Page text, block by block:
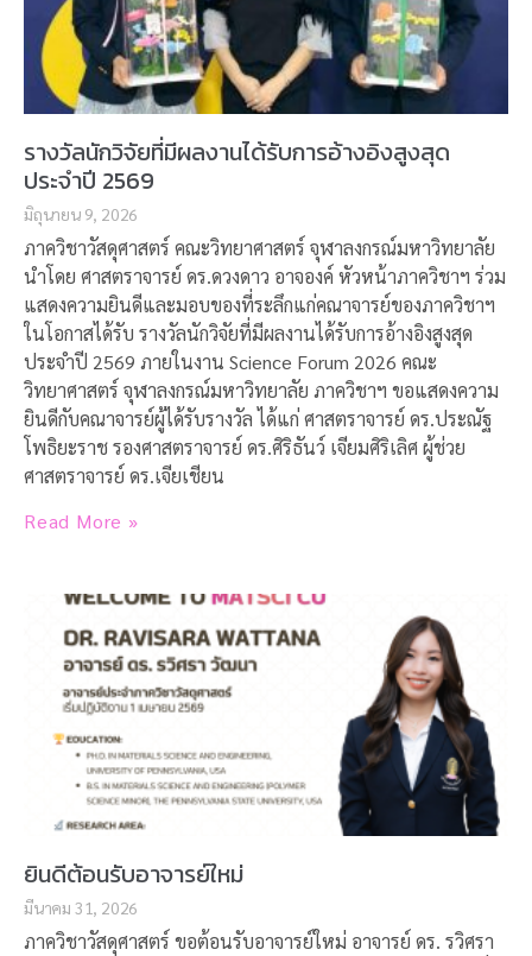
รางวัลนักวิจัยที่มีผลงานได้รับการอ้างอิงสูงสุด
ประจำปี 2569
มิถุนายน 9, 2026
ภาควิชาวัสดุศาสตร์ คณะวิทยาศาสตร์ จุฬาลงกรณ์มหาวิทยาลัย
นำโดย ศาสตราจารย์ ดร.ดวงดาว อาจองค์ หัวหน้าภาควิชาฯ ร่วม
แสดงความยินดีและมอบของที่ระลึกแก่คณาจารย์ของภาควิชาฯ
ในโอกาสได้รับ รางวัลนักวิจัยที่มีผลงานได้รับการอ้างอิงสูงสุด
ประจำปี 2569 ภายในงาน Science Forum 2026 คณะ
วิทยาศาสตร์ จุฬาลงกรณ์มหาวิทยาลัย ภาควิชาฯ ขอแสดงความ
ยินดีกับคณาจารย์ผู้ได้รับรางวัล ได้แก่ ศาสตราจารย์ ดร.ประณัฐ
โพธิยะราช รองศาสตราจารย์ ดร.ศิริธันว์ เจียมศิริเลิศ ผู้ช่วย
ศาสตราจารย์ ดร.เจียเชียน
Read More »
ยินดีต้อนรับอาจารย์ใหม่
มีนาคม 31, 2026
ภาควิชาวัสดุศาสตร์ ขอต้อนรับอาจารย์ใหม่ อาจารย์ ดร. รวิศรา